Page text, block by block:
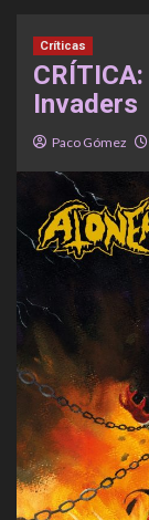
Críticas
Invaders
Paco Gómez